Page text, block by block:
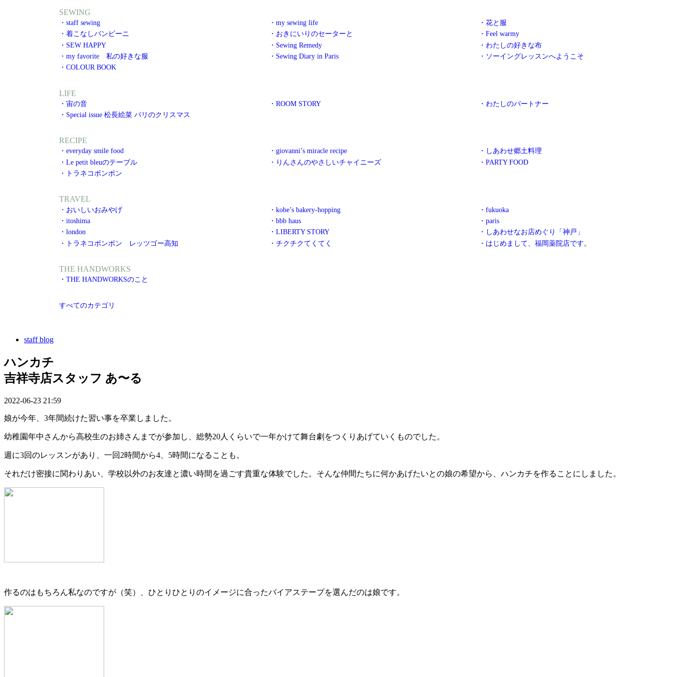
SEWING
・staff sewing ・my sewing life
・花と服
・着こなしバンビーニ
・おきにいりのセーターと
・Feel warmy
・SEW HAPPY
・Sewing Remedy
・わたしの好きな布
・my favorite 私の好きな服
・Sewing Diary in Paris
・ソーイングレッスンへようこそ
・COLOUR BOOK
LIFE
・宙の音 ・ROOM STORY
・わたしのパートナー
・Special issue 松長絵菜 パリのクリスマス
RECIPE
・everyday smile food ・giovanni’s miracle recipe
・しあわせ郷土料理
・Le petit bleuのテーブル
・りんさんのやさしいチャイニーズ
・PARTY FOOD
・トラネコボンボン
TRAVEL
・おいしいおみやげ ・kobe’s bakery-hopping
・fukuoka
・itoshima
・bbb haus
・paris
・london
・LIBERTY STORY
・しあわせなお店めぐり「神戸」
・トラネコボンボン レッツゴー高知
・チクチクてくてく ・はじめまして、福岡薬院店です。
THE HANDWORKS
・THE HANDWORKSのこと
すべてのカテゴリ
staff blog
ハンカチ
吉祥寺店スタッフ あ〜る
2022-06-23 21:59
娘が今年、3年間続けた習い事を卒業しました。
幼稚園年中さんから高校生のお姉さんまでが参加し、総勢20人くらいで一年かけて舞台劇をつくりあげていくものでした。
週に3回のレッスンがあり、一回2時間から4、5時間になることも。
それだけ密接に関わりあい、学校以外のお友達と濃い時間を過ごす貴重な体験でした。そんな仲間たちに何かあげたいとの娘の希望から、ハンカチを作ることにしました。
作るのはもちろん私なのですが（笑）、ひとりひとりのイメージに合ったバイアステープを選んだのは娘です。